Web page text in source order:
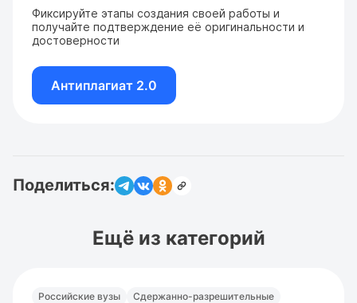
Фиксируйте этапы создания своей работы и
получайте подтверждение её оригинальности и
достоверности
Антиплагиат 2.0
Поделиться:
Ещё из категорий
Российские вузы Сдержанно-разрешительные